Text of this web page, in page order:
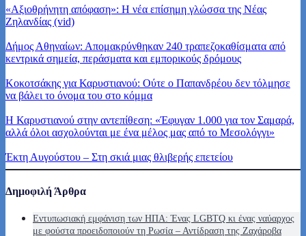
«Αξιοθρήνητη απόφαση»: Η νέα επίσημη γλώσσα της Νέας
Ζηλανδίας (vid)
Δήμος Αθηναίων: Απομακρύνθηκαν 240 τραπεζοκαθίσματα από
κεντρικά σημεία, περάσματα και εμπορικούς δρόμους
Κοκοτσάκης για Καρυστιανού: Ούτε ο Παπανδρέου δεν τόλμησε
να βάλει το όνομα του στο κόμμα
Η Καρυστιανού στην αντεπίθεση: «Έφυγαν 1.000 για τον Σαμαρά,
αλλά όλοι ασχολούνται με ένα μέλος μας από το Μεσολόγγι»
Έκτη Αυγούστου – Στη σκιά μιας θλιβερής επετείου
Δημοφιλή Άρθρα
Εντυπωσιακή εμφάνιση των ΗΠΑ: Ένας LGBTQ κι ένας ναύαρχος
με φούστα προειδοποιούν τη Ρωσία – Αντίδραση της Ζαχάροβα